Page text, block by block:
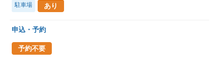
駐車場 あり
申込・予約
予約不要